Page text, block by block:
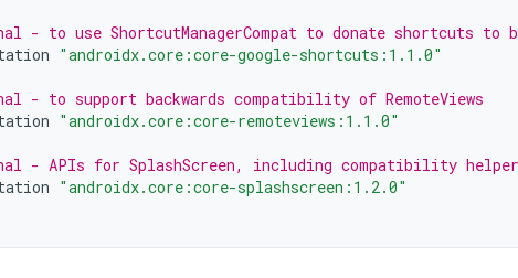
- to use ShortcutManagerCompat to donate shortcuts to
"androidx.core:core-google-shortcuts:1.1.0"
- to support backwards compatibility of RemoteViews
"androidx.core:core-remoteviews:1.1.0"
- APIs for SplashScreen, including compatibility
"androidx.core:core-splashscreen:1.2.0"